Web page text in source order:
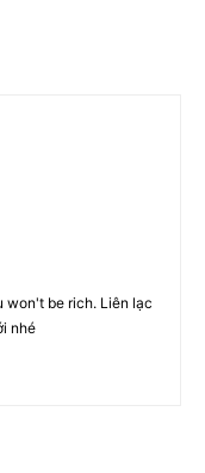
won't be rich. Liên lạc
nhé